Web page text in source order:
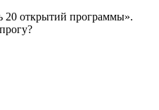
20 открытий программы».